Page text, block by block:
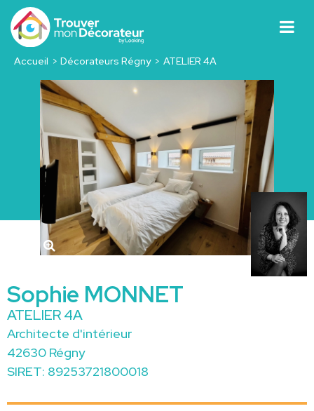
Accueil Décorateurs Régny ATELIER 4A
Sophie MONNET
ATELIER 4A
Architecte d'intérieur
42630 Régny
SIRET: 89253721800018